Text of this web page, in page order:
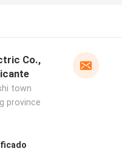
Co.,
town
province